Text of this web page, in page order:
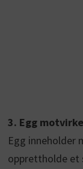
3. Egg
Egg inneholder
opprettholde et